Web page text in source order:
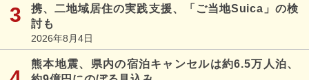
携、二地域居住の実践支援、「ご当地Suica」の検
討も
2026年8月4日
熊本地震、県内の宿泊キャンセルは約6.5万人泊、